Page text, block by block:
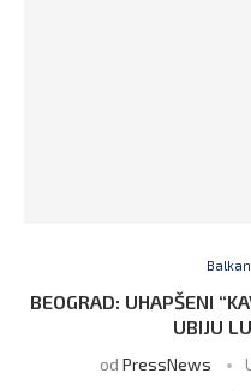
Balkan
BEOGRAD: UHAPŠENI
UBIJU
od PressNews